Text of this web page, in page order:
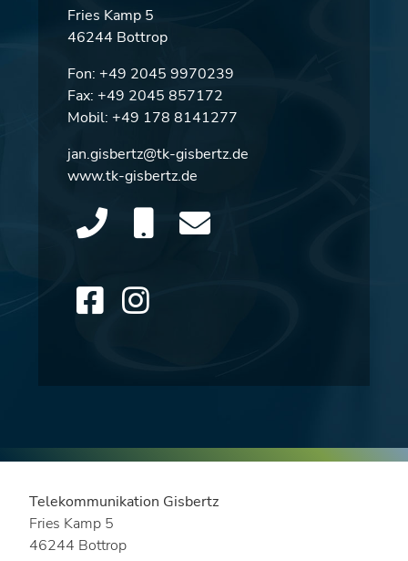
Fries Kamp 5
46244 Bottrop
Fon: +49 2045 9970239
Fax: +49 2045 857172
Mobil: +49 178 8141277
jan.gisbertz@tk-gisbertz.de
www.tk-gisbertz.de
Telekommunikation Gisbertz
Fries Kamp 5
46244 Bottrop